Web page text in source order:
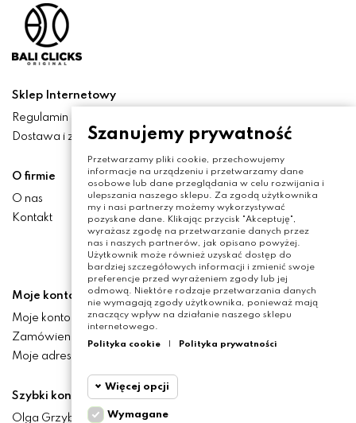
Sklep Internetowy
Regulamin
Dostawa i zwroty
O firmie
O nas
Kontakt
Moje konto
Moje konto
Zamówienia
Moje adresy
Szybki kontakt
Olga Grzyb STILO
Szanujemy prywatność
Przetwarzamy pliki cookie, przechowujemy
informacje na urządzeniu i przetwarzamy dane
osobowe lub dane przeglądania w celu rozwijania i
ulepszania naszego sklepu. Za zgodą użytkownika
my i nasi partnerzy możemy wykorzystywać
pozyskane dane. Klikając przycisk "Akceptuję",
wyrażasz zgodę na przetwarzanie danych przez
nas i naszych partnerów, jak opisano powyżej.
Użytkownik może również uzyskać dostęp do
bardziej szczegółowych informacji i zmienić swoje
preferencje przed wyrażeniem zgody lub jej
odmową. Niektóre rodzaje przetwarzania danych
nie wymagają zgody użytkownika, ponieważ mają
znaczący wpływ na działanie naszego sklepu
internetowego.
Polityka cookie
Polityka prywatności
Więcej opcji
Wymagane